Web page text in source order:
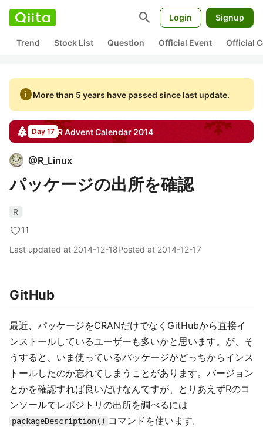
search Login Signup
Trend Stock List Question Official Event Official
infoMore than 5 years have passed since last update.
Day 17 RAdvent Calendar 2014
@R_Linux
パッケージの出所を確認
R
11
Last updated at 2014-12-18Posted at 2014-12-17
GitHub
最近、パッケージをCRANだけでなくGitHubから直接イ
ンストールしているユーザーも多いかと思います。が、そ
うすると、いま使っているパッケージがどっちからインス
トールしたのか忘れてしまうことがあります。バージョン
とかを確認すれば良いだけなんですが、とりあえずRのコ
ンソールでレポジトリの出所を調べるには
packageDescription() コマンドを使います。